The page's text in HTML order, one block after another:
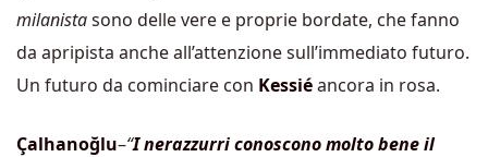
milanistasono delle vere e proprie bordate, che fanno
da apripista anche all’attenzione sull’immediato futuro.
Un futuro da cominciare con Kessiéancora in rosa.
Çalhanoğlu–“I nerazzurri conoscono molto bene il